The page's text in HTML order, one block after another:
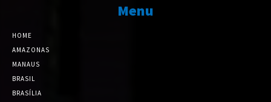
Menu
HOME
AMAZONAS
MANAUS
BRASIL
BRASÍLIA